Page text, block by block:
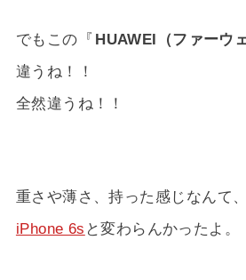
でもこの『 HUAWEI（ファーウ
違うね！！
全然違うね！！
重さや薄さ、持った感じなんて
iPhone 6s と変わらんかったよ。